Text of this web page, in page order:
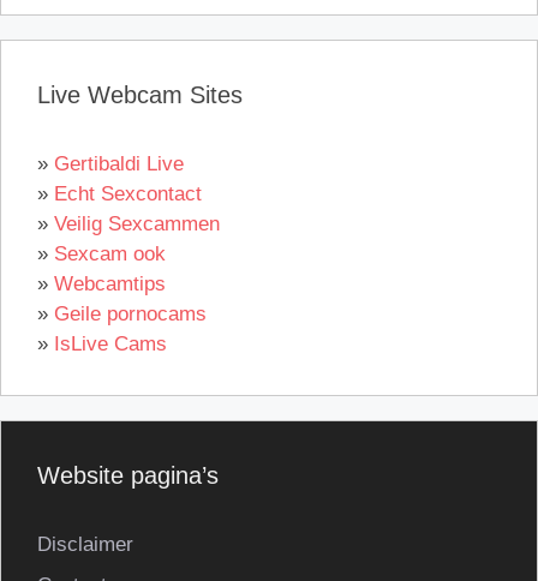
Live Webcam Sites
» Gertibaldi Live
» Echt Sexcontact
» Veilig Sexcammen
» Sexcam ook
» Webcamtips
» Geile pornocams
» IsLive Cams
Website pagina’s
Disclaimer